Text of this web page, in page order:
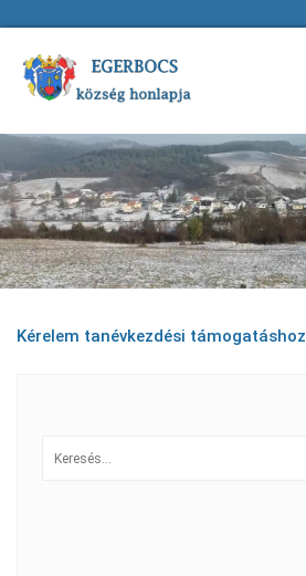
Kérelem tanévkezdési támogatáshoz